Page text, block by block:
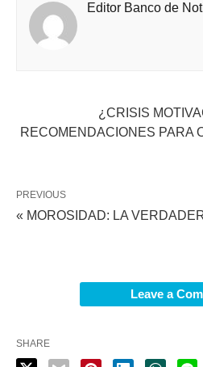
Editor Banco de
¿CRISIS
RECOMENDACIONES PARA
PREVIOUS
« MOROSIDAD: LA
Leave a
SHARE